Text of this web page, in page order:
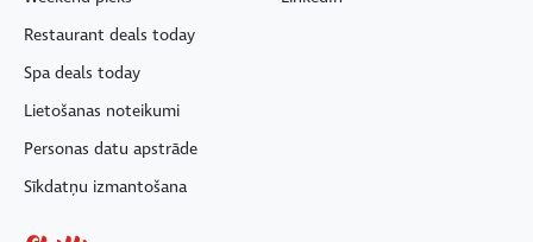
Restaurant deals today
Spa deals today
Lietošanas noteikumi
Personas datu apstrāde
Sīkdatņu izmantošana